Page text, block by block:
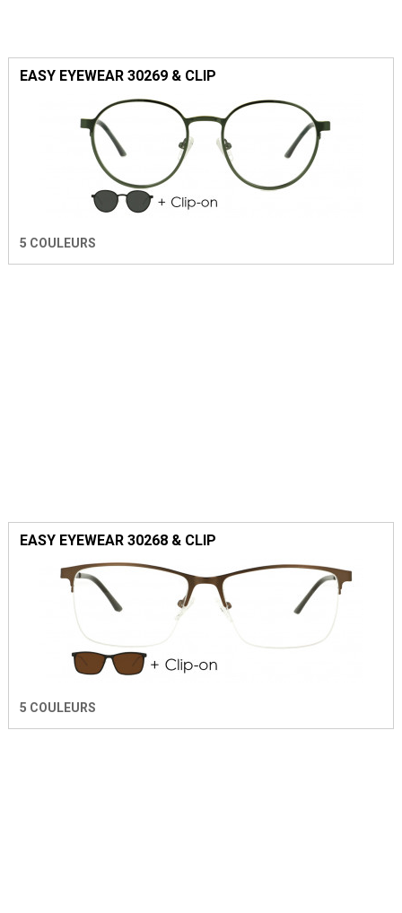
EASY EYEWEAR 30269 & CLIP
5 COULEURS
EASY EYEWEAR 30268 & CLIP
5 COULEURS